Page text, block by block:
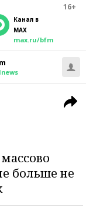
16+
Канал в
MAX
max.ru/bfm
больше не